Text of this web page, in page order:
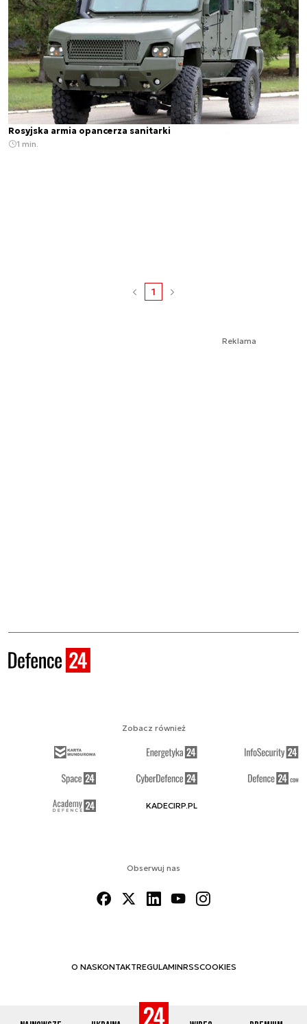
Rosyjska armia opancerza sanitarki
1 min.
1
Reklama
Obserwuj nas
O NASKONTAKTREGULAMINRSSCOOKIES
Zobacz również
KADECIRP.PL